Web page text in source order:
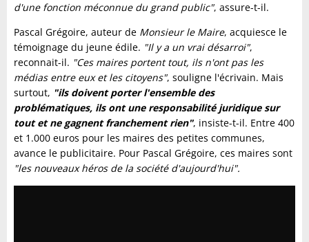
d'une fonction méconnue du grand public", assure-t-il.
Pascal Grégoire, auteur de Monsieur le Maire, acquiesce le
témoignage du jeune édile. "Il y a un vrai désarroi",
reconnait-il. "Ces maires portent tout, ils n'ont pas les
médias entre eux et les citoyens", souligne l'écrivain. Mais
surtout, "ils doivent porter l'ensemble des
problématiques, ils ont une responsabilité juridique sur
tout et ne gagnent franchement rien", insiste-t-il. Entre 400
et 1.000 euros pour les maires des petites communes,
avance le publicitaire. Pour Pascal Grégoire, ces maires sont
"les nouveaux héros de la société d'aujourd'hui".